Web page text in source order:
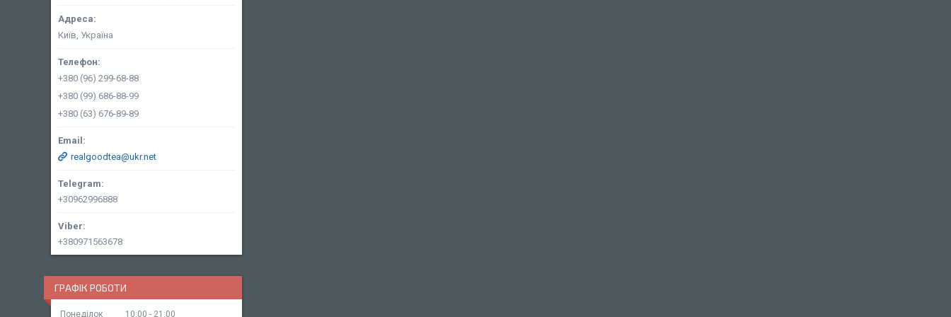
Київ, Україна
+380 (96) 299-68-88
+380 (99) 686-88-99
+380 (63) 676-89-89
realgoodtea@ukr.net
+30962996888
+380971563678
ГРАФІК РОБОТИ
Понеділок 10:00 21:00